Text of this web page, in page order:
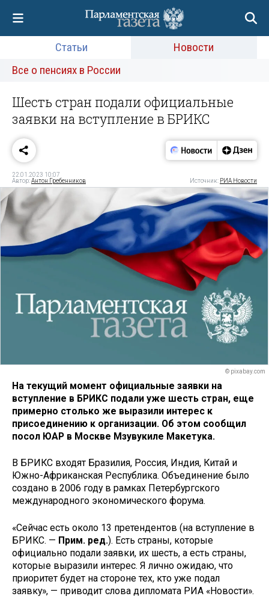
Статьи
Новости
Все о пенсиях в России
Шесть стран подали официальные
заявки на вступление в БРИКС
22.01.2023 10:07
Автор:Антон Гребенников Источник: РИА Новости
© pixabay.com
На текущий момент официальные заявки на
вступление в БРИКС подали уже шесть стран, еще
примерно столько же выразили интерес к
присоединению к организации. Об этом сообщил
посол ЮАР в Москве Мзувукиле Макетука.
В БРИКС входят Бразилия, Россия, Индия, Китай и
Южно-Африканская Республика. Объединение было
создано в 2006 году в рамках Петербургского
международного экономического форума.
«Сейчас есть около 13 претендентов (на вступление в
БРИКС. — Прим. ред.). Есть страны, которые
официально подали заявки, их шесть, а есть страны,
которые выразили интерес. Я лично ожидаю, что
приоритет будет на стороне тех, кто уже подал
заявку», — приводит слова дипломата РИА «Новости».